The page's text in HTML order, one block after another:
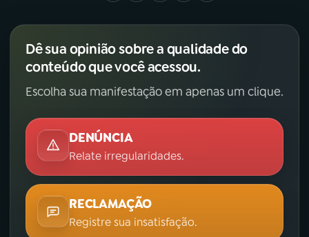
Dê sua opinião sobre a qualidade do
conteúdo que você acessou.
Escolha sua manifestação em apenas um clique.
DENÚNCIA
Relate irregularidades.
RECLAMAÇÃO
Registre sua insatisfação.